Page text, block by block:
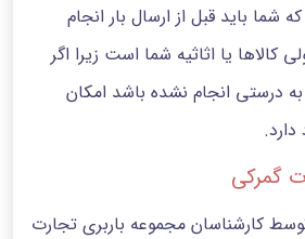
شما باید قبل از ارسال بار انجام
کالاها یا اثاثیه شما است زیرا اگر
به درستی انجام نشده باشد امکان
گمرکی
کارشناسان مجموعه باربری تجارت